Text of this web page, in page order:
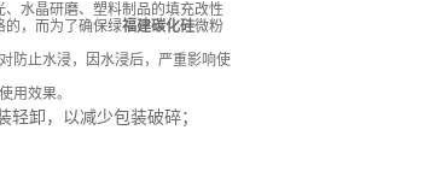
水晶研磨、塑料制品的填充改性
的，而为了确保绿福建碳化硅微粉
防止水浸，因水浸后，严重影响使
用效果。
卸，以减少包装破碎；